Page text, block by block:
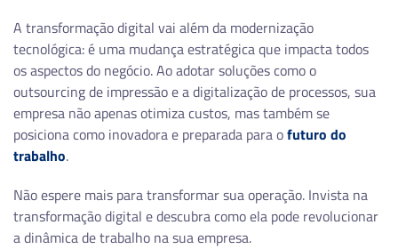
A transformação digital vai além da modernização
tecnológica: é uma mudança estratégica que impacta todos
os aspectos do negócio. Ao adotar soluções como o
outsourcing de impressão e a digitalização de processos, sua
empresa não apenas otimiza custos, mas também se
posiciona como inovadora e preparada para ofuturo do
trabalho.
Não espere mais para transformar sua operação. Invista na
transformação digital e descubra como ela pode revolucionar
a dinâmica de trabalho na sua empresa.